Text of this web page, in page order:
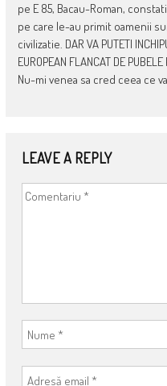
pe E 85, Bacau-Roman,
pe care le-au primit oamenii
civilizatie. DAR VA PUTETI
EUROPEAN FLANCAT DE
Nu-mi venea sa cred ceea ce
LEAVE A REPLY